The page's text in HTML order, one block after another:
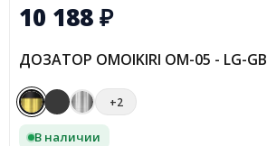
10 188₽
ДОЗАТОР OMOIKIRI OM-05 - LG-GB
+2
В наличии